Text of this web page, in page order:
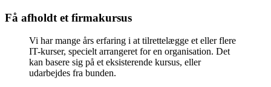
Få afholdt et firmakursus
Vi har mange års erfaring i at tilrettelægge et eller flere
IT-kurser, specielt arrangeret for en organisation. Det
kan basere sig på et eksisterende kursus, eller
udarbejdes fra bunden.